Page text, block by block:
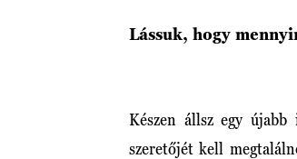
Lássuk, hogy
Készen állsz egy újabb
szeretőjét kell